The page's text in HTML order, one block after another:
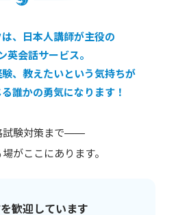
、日本人講師が主役の
英会話サービス。
、教えたいという気持ちが
誰かの勇気になります！
試験対策まで——
がここにあります。
歓迎しています